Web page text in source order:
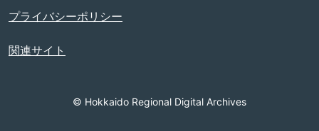
プライバシーポリシー
関連サイト
© Hokkaido Regional Digital Archives